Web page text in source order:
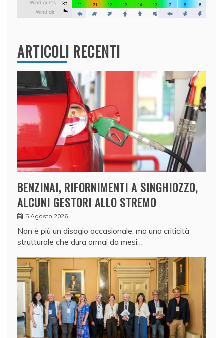
ARTICOLI RECENTI
BENZINAI, RIFORNIMENTI A SINGHIOZZO,
ALCUNI GESTORI ALLO STREMO
5 Agosto 2026
Non è più un disagio occasionale, ma una criticità
strutturale che dura ormai da mesi…